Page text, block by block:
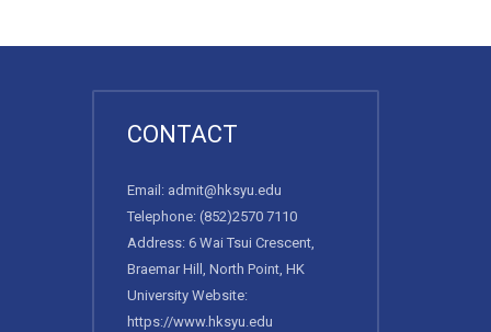
CONTACT
Email: admit@hksyu.edu
Telephone: (852)2570 7110
Address: 6 Wai Tsui Crescent,
Braemar Hill, North Point, HK
University Website:
https://www.hksyu.edu